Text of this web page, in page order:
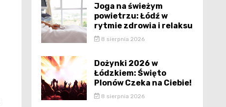
Joga na świeżym
powietrzu: Łódź w
rytmie zdrowia i relaksu
8 sierpnia 2026
Dożynki 2026 w
Łódzkiem: Święto
Plonów Czeka na Ciebie!
8 sierpnia 2026